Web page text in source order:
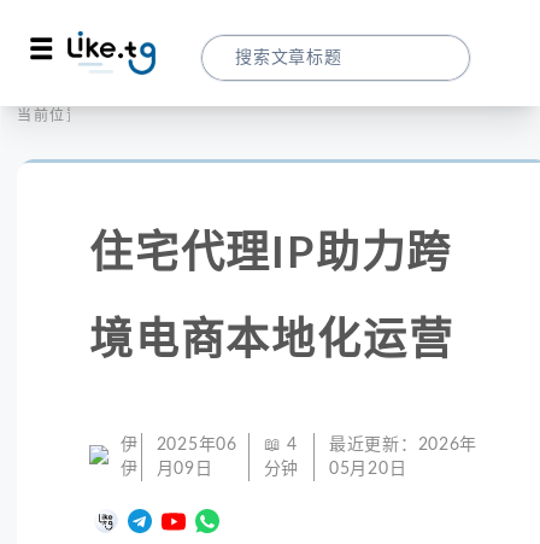
当前位置：
住宅代理IP助力跨
境电商本地化运营
伊
伊
2025年06
月09日
📖 4
分钟
最近更新： 2026年
05月20日